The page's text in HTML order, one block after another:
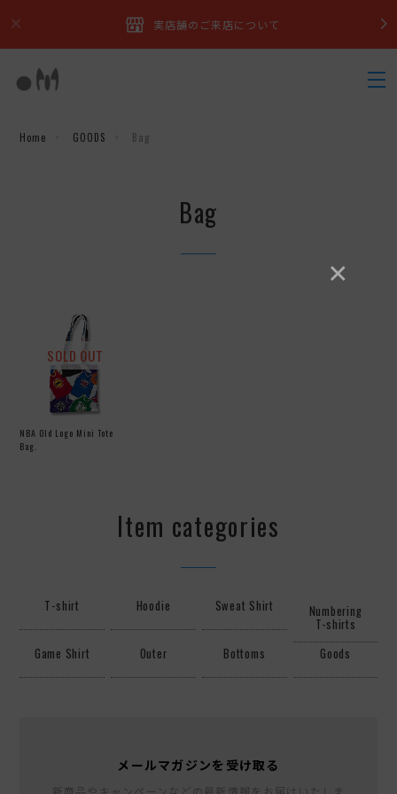
×
実店舗のご来店について
Home GOODS Bag
Bag
NBA Old Logo Mini Tote
Bag.
SOLD OUT
Item categories
T-shirt Hoodie Sweat Shirt Numbering
T-shirts
Game Shirt
Outer Bottoms Goods
メールマガジンを受け取る